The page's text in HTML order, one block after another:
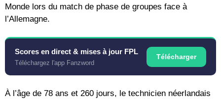
Monde lors du match de phase de groupes face à
l’Allemagne.
Scores en direct & mises à jour FPL
Téléchargez l'app Fanzword
Télécharger
À l’âge de 78 ans et 260 jours, le technicien néerlandais